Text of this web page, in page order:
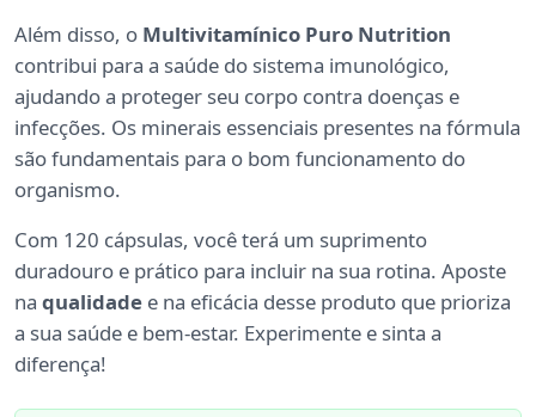
Além disso, o Multivitamínico Puro Nutrition
contribui para a saúde do sistema imunológico,
ajudando a proteger seu corpo contra doenças e
infecções. Os minerais essenciais presentes na fórmula
são fundamentais para o bom funcionamento do
organismo.
Com 120 cápsulas, você terá um suprimento
duradouro e prático para incluir na sua rotina. Aposte
na qualidade e na eficácia desse produto que prioriza
a sua saúde e bem-estar. Experimente e sinta a
diferença!